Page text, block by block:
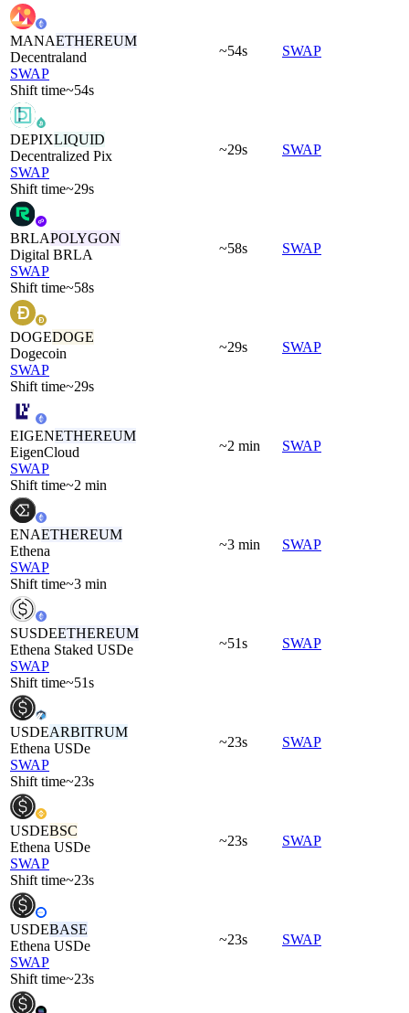
MANAETHEREUM
Decentraland
SWAP
Shift time~54s
~54s SWAP
DEPIXLIQUID
Decentralized Pix
SWAP
Shift time~29s
~29s SWAP
BRLAPOLYGON
Digital BRLA
SWAP
Shift time~58s
~58s SWAP
DOGEDOGE
Dogecoin
SWAP
Shift time~29s
~29s SWAP
EIGENETHEREUM
EigenCloud
SWAP
Shift time~2 min
~2 min SWAP
ENAETHEREUM
Ethena
SWAP
Shift time~3 min
~3 min SWAP
SUSDEETHEREUM
Ethena Staked USDe
SWAP
Shift time~51s
~51s SWAP
USDEARBITRUM
Ethena USDe
SWAP
Shift time~23s
~23s SWAP
USDEBSC
Ethena USDe
SWAP
Shift time~23s
~23s SWAP
USDEBASE
Ethena USDe
SWAP
Shift time~23s
~23s SWAP